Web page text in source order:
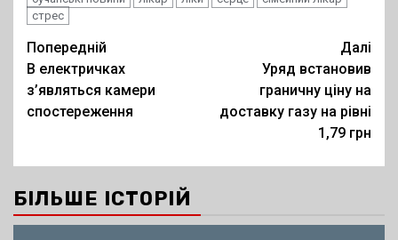
стрес
Post
navigation
Попередній
В електричках
з’являться камери
спостереження
Далі
Уряд встановив
граничну ціну на
доставку газу на рівні
1,79 грн
БІЛЬШЕ ІСТОРІЙ